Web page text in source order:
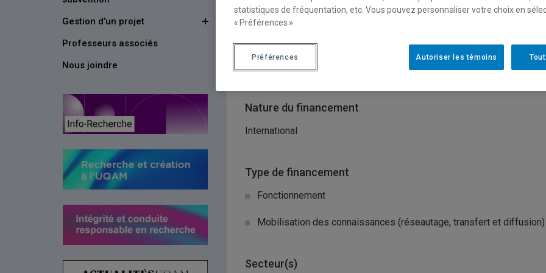
Gestion d’un projet
Professeurs associés
Nous joindre
Organisme(s) porteur(s)
Centre de recherches pour le développement international (CRDI)
Nature du financement
International
Type de financement
Fonctionnement
Mobilisation des connaissances (réseautage, transfert et diffusion)
Secteur(s)
statistiques de fréquentation, etc. Vous pouvez personnaliser votre choix en
« Préférences ».
Autoriser les témoins
Préférences